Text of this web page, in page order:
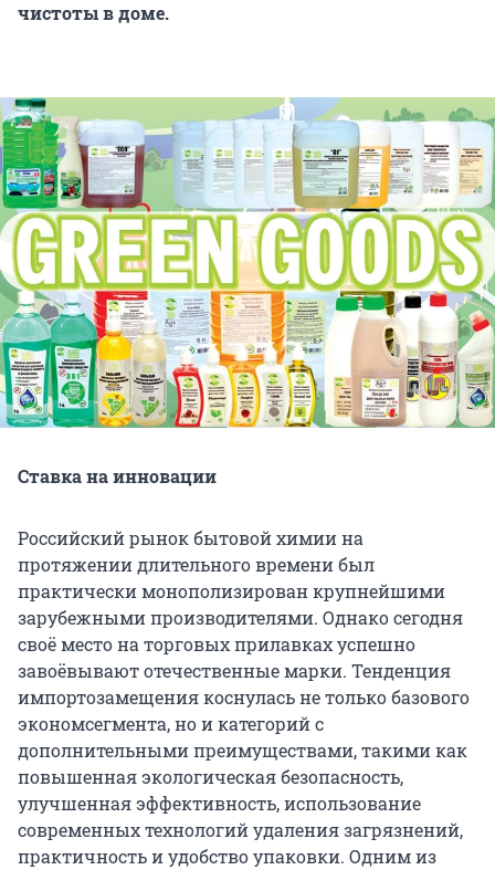
чистоты в доме.
Ставка на инновации
Российский рынок бытовой химии на
протяжении длительного времени был
практически монополизирован крупнейшими
зарубежными производителями. Однако сегодня
своё место на торговых прилавках успешно
завоёвывают отечественные марки. Тенденция
импортозамещения коснулась не только базового
экономсегмента, но и категорий с
дополнительными преимуществами, такими как
повышенная экологическая безопасность,
улучшенная эффективность, использование
современных технологий удаления загрязнений,
практичность и удобство упаковки. Одним из